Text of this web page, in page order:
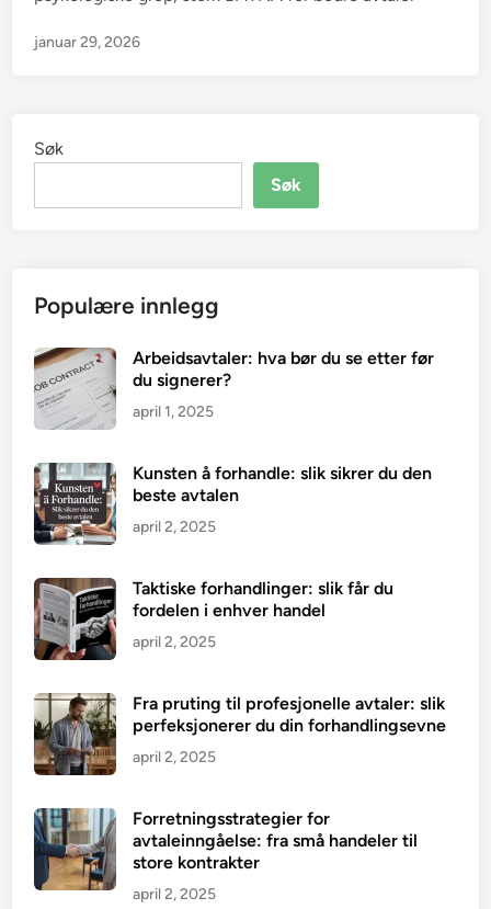
januar 29, 2026
Søk
Søk
Populære innlegg
Arbeidsavtaler: hva bør du se etter før
du signerer?
april 1, 2025
Kunsten å forhandle: slik sikrer du den
beste avtalen
april 2, 2025
Taktiske forhandlinger: slik får du
fordelen i enhver handel
april 2, 2025
Fra pruting til profesjonelle avtaler: slik
perfeksjonerer du din forhandlingsevne
april 2, 2025
Forretningsstrategier for
avtaleinngåelse: fra små handeler til
store kontrakter
april 2, 2025